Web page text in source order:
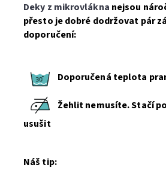
Deky z mikrovlákna nejsou
přesto je dobré dodržovat pár
doporučení:
Doporučená teplota
Žehlit nemusíte. Stačí
usušit
Náš tip: